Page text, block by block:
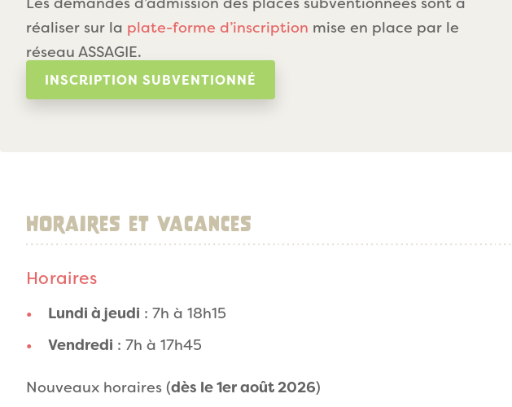
réaliser sur la plate-forme d’inscription mise en place par le
réseau ASSAGIE.
INSCRIPTION SUBVENTIONNÉ
Horaires et vacances
Horaires
Lundi à jeudi : 7h à 18h15
Vendredi : 7h à 17h45
Nouveaux horaires (dès le 1er août 2026)